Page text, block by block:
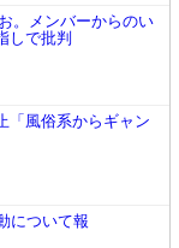
。メンバーからのい
しで批判
「風俗系からギャン
について報